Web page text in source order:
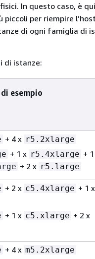
In questo caso, è
per riempire
di ogni famiglia di
di istanze:
esempio
+ 4 x r5.2xlarge
+ 1 x r5.4xlarge +
+ 2 x r5.large
+ 2 x c5.4xlarge + 1 x
+ 1 x c5.xlarge + 2 x
+ 4 x m5.2xlarge